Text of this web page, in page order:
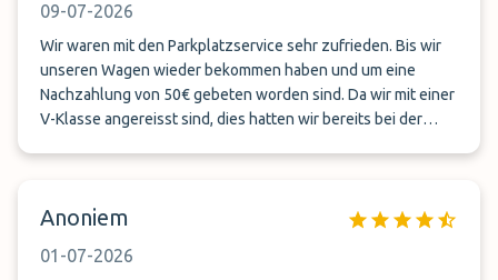
09-07-2026
Wir waren mit den Parkplatzservice sehr zufrieden. Bis wir
unseren Wagen wieder bekommen haben und um eine
Nachzahlung von 50€ gebeten worden sind. Da wir mit einer
V-Klasse angereisst sind, dies hatten wir bereits bei der
Anoniem
01-07-2026